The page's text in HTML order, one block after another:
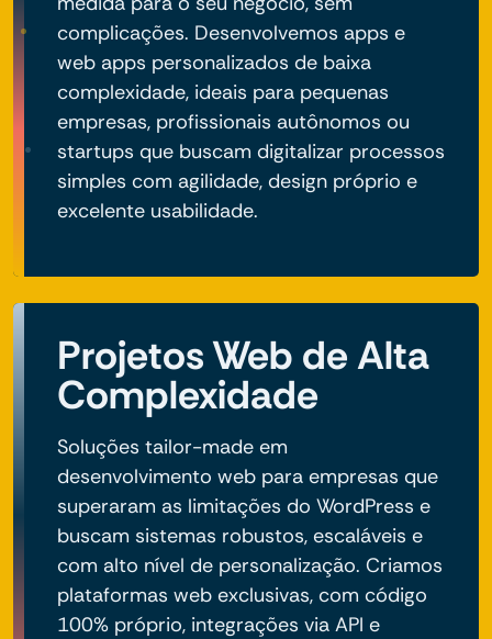
complicações. Desenvolvemos apps e
web apps personalizados de baixa
complexidade, ideais para pequenas
empresas, profissionais autônomos ou
startups que buscam digitalizar processos
simples com agilidade, design próprio e
excelente usabilidade.
Projetos Web de Alta
Complexidade
Soluções tailor-made em
desenvolvimento web para empresas que
superaram as limitações do WordPress e
buscam sistemas robustos, escaláveis e
com alto nível de personalização. Criamos
plataformas web exclusivas, com código
100% próprio, integrações via API e